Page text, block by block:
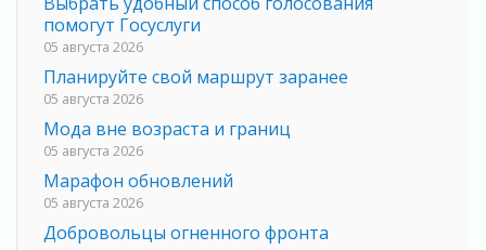
помогут Госуслуги
05 августа 2026
Планируйте свой маршрут заранее
05 августа 2026
Мода вне возраста и границ
05 августа 2026
Марафон обновлений
05 августа 2026
Добровольцы огненного фронта